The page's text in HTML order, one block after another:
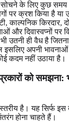
सोचने के लिए कुछ
पर क्रश किया है
काल्पनिक किरदार,
और दिवास्वप्नों पर
उतनी ही वैध है
अपनी
कदम नहीं उठाया है।
को समझना:
है। यह सिर्फ इस
होना चाहते हैं।